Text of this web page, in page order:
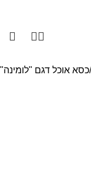
כסא אוכל דגם "לומינה"